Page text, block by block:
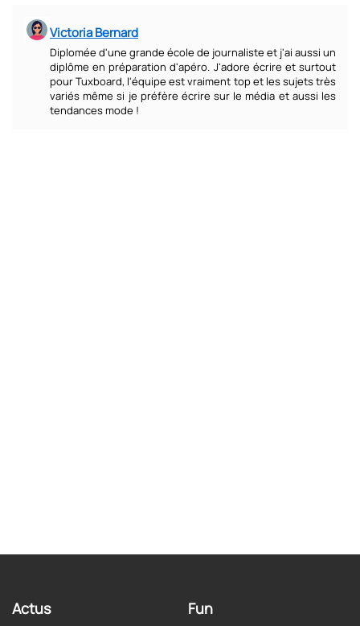
Victoria Bernard
Diplomée d'une grande école de journaliste et j'ai aussi un
diplôme en préparation d'apéro. J'adore écrire et surtout
pour Tuxboard, l'équipe est vraiment top et les sujets très
variés même si je préfère écrire sur le média et aussi les
tendances mode !
Actus Fun